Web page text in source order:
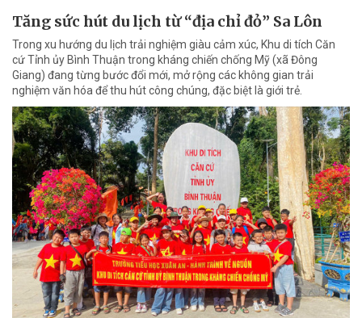
Tăng sức hút du lịch từ “địa chỉ đỏ” Sa Lôn
Trong xu hướng du lịch trải nghiệm giàu cảm xúc, Khu di tích Căn
cứ Tỉnh ủy Bình Thuận trong kháng chiến chống Mỹ (xã Đông
Giang) đang từng bước đổi mới, mở rộng các không gian trải
nghiệm văn hóa để thu hút công chúng, đặc biệt là giới trẻ.